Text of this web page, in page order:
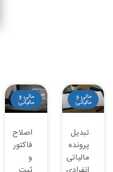
مالی و
مالیاتی
تبدیل
پرونده
مالیاتی
مالی و
مالیاتی
اصلاح
فاکتور
و